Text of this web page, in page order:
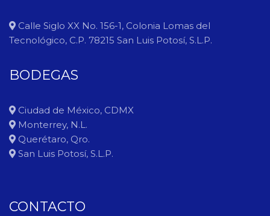
Calle Siglo XX No. 156-1, Colonia Lomas del
Tecnológico, C.P. 78215 San Luis Potosí, S.L.P.
BODEGAS
Ciudad de México, CDMX
Monterrey, N.L.
Querétaro, Qro.
San Luis Potosí, S.L.P.
CONTACTO